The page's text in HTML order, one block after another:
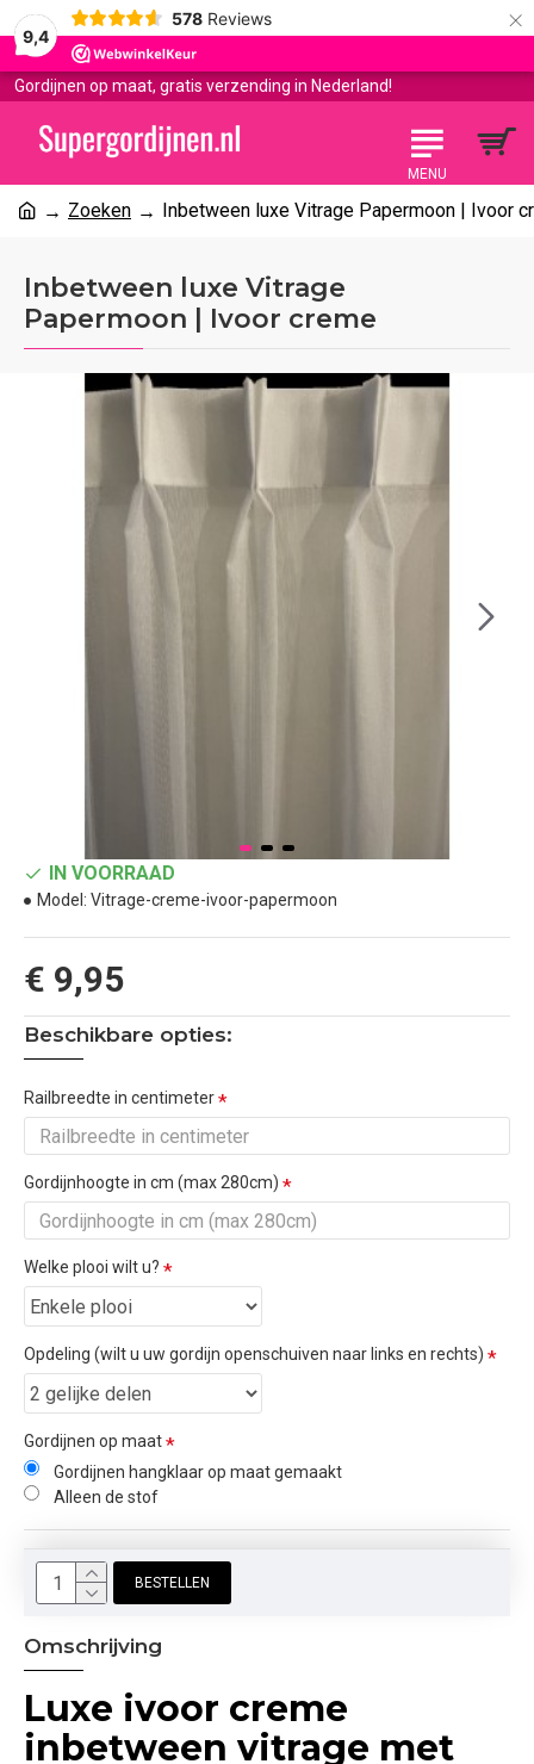
9,4
578 Reviews ×
Gordijnen op maat, gratis verzending in Nederland!
Zoeken Inbetween luxe Vitrage Papermoon | Ivoor
Inbetween luxe Vitrage
Papermoon | Ivoor creme
€ 9,95
IN VOORRAAD
Model: Vitrage-creme-ivoor-papermoon
Beschikbare opties:
Railbreedte in centimeter
Gordijnhoogte in cm (max 280cm)
Welke plooi wilt u?
Opdeling (wilt u uw gordijn openschuiven naar links en rechts)
Gordijnen op maat
Gordijnen hangklaar op maat gemaakt
Alleen de stof
BESTELLEN
Omschrijving
Luxe ivoor creme
inbetween vitrage met